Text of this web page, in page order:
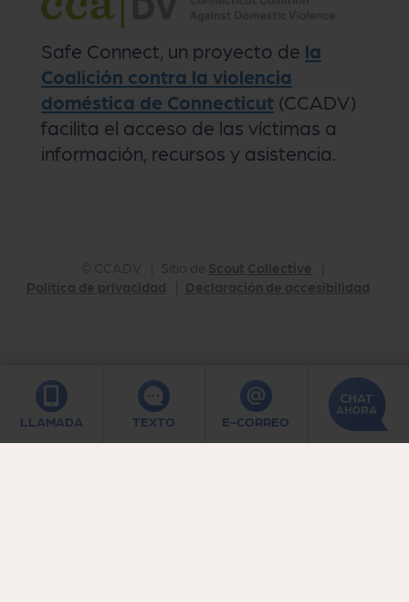
Safe Connect, un proyecto de la
Coalición contra la violencia
doméstica de Connecticut (CCADV)
facilita el acceso de las víctimas a
información, recursos y asistencia.
© CCADV Sitio de Scout Collective
Política de privacidad
Declaración de accesibilidad
LLAMADA TEXTO E-CORREO